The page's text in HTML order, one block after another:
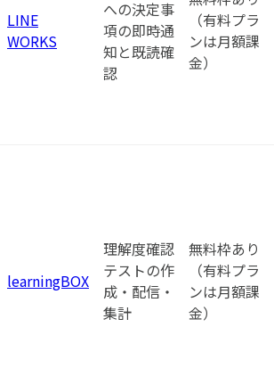
LINE
WORKS
への決定事
項の即時通
知と既読確
認
（有料プラ
ンは月額課
金）
learningBOX
理解度確認
テストの作
成・配信・
集計
無料枠あり
（有料プラ
ンは月額課
金）